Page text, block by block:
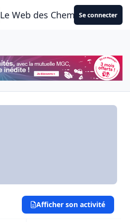
Le Web des CheminotsSe connecter
Afficher son activité